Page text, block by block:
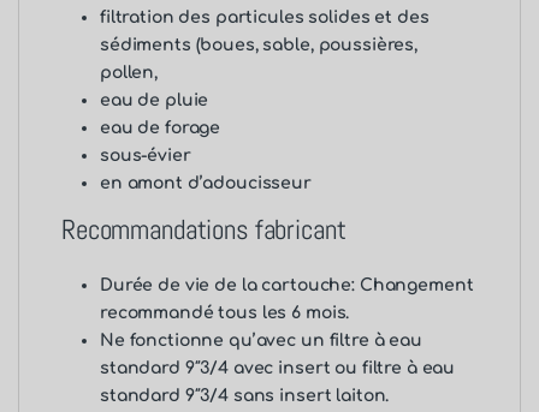
filtration des particules solides et des
sédiments (boues, sable, poussières,
pollen,
eau de pluie
eau de forage
sous-évier
en amont d’adoucisseur
Recommandations fabricant
Durée de vie de la cartouche: Changement
recommandé tous les 6 mois.
Ne fonctionne qu’avec un filtre à eau
standard 9″3/4 avec insert ou filtre à eau
standard 9″3/4 sans insert laiton.